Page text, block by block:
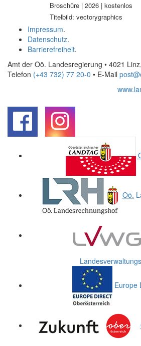
Broschüre | 2026 | kostenlos
Titelbild: vectorygraphics
Impressum.
Datenschutz.
Barrierefreiheit.
Amt der Oö. Landesregierung • 4021
Telefon (+43 732) 77 20-0 • E-Mail
Oö.
Europe